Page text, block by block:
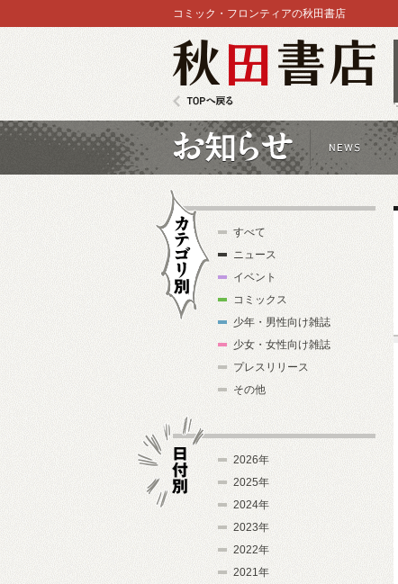
コミック・フロンティアの秋田書店
すべて
ニュース
イベント
コミックス
少年・男性向け雑誌
少女・女性向け雑誌
プレスリリース
その他
2026年
2025年
2024年
2023年
2022年
2021年